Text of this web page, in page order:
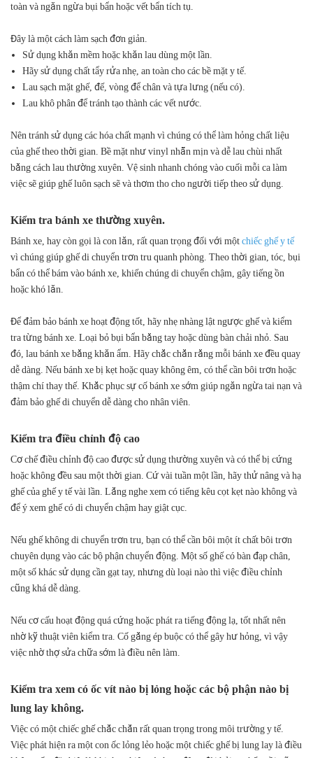
toàn và ngăn ngừa bụi bẩn hoặc vết bẩn tích tụ.
Đây là một cách làm sạch đơn giản.
Sử dụng khăn mềm hoặc khăn lau dùng một lần.
Hãy sử dụng chất tẩy rửa nhẹ, an toàn cho các bề mặt y tế.
Lau sạch mặt ghế, đế, vòng để chân và tựa lưng (nếu có).
Lau khô phân để tránh tạo thành các vết nước.
Nên tránh sử dụng các hóa chất mạnh vì chúng có thể làm hỏng chất liệu
của ghế theo thời gian. Bề mặt như vinyl nhẵn mịn và dễ lau chùi nhất
bằng cách lau thường xuyên. Vệ sinh nhanh chóng vào cuối mỗi ca làm
việc sẽ giúp ghế luôn sạch sẽ và thơm tho cho người tiếp theo sử dụng.
Kiểm tra bánh xe thường xuyên.
Bánh xe, hay còn gọi là con lăn, rất quan trọng đối với mộtchiếc ghế y tế
vì chúng giúp ghế di chuyển trơn tru quanh phòng. Theo thời gian, tóc, bụi
bẩn có thể bám vào bánh xe, khiến chúng di chuyển chậm, gây tiếng ồn
hoặc khó lăn.
Để đảm bảo bánh xe hoạt động tốt, hãy nhẹ nhàng lật ngược ghế và kiểm
tra từng bánh xe. Loại bỏ bụi bẩn bằng tay hoặc dùng bàn chải nhỏ. Sau
đó, lau bánh xe bằng khăn ẩm. Hãy chắc chắn rằng mỗi bánh xe đều quay
dễ dàng. Nếu bánh xe bị kẹt hoặc quay không êm, có thể cần bôi trơn hoặc
thậm chí thay thế. Khắc phục sự cố bánh xe sớm giúp ngăn ngừa tai nạn và
đảm bảo ghế di chuyển dễ dàng cho nhân viên.
Kiểm tra điều chỉnh độ cao
Cơ chế điều chỉnh độ cao được sử dụng thường xuyên và có thể bị cứng
hoặc không đều sau một thời gian. Cứ vài tuần một lần, hãy thử nâng và hạ
ghế của ghế y tế vài lần. Lắng nghe xem có tiếng kêu cọt kẹt nào không và
để ý xem ghế có di chuyển chậm hay giật cục.
Nếu ghế không di chuyển trơn tru, bạn có thể cần bôi một ít chất bôi trơn
chuyên dụng vào các bộ phận chuyển động. Một số ghế có bàn đạp chân,
một số khác sử dụng cần gạt tay, nhưng dù loại nào thì việc điều chỉnh
cũng khá dễ dàng.
Nếu cơ cấu hoạt động quá cứng hoặc phát ra tiếng động lạ, tốt nhất nên
nhờ kỹ thuật viên kiểm tra. Cố gắng ép buộc có thể gây hư hỏng, vì vậy
việc nhờ thợ sửa chữa sớm là điều nên làm.
Kiểm tra xem có ốc vít nào bị lỏng hoặc các bộ phận nào bị
lung lay không.
Việc có một chiếc ghế chắc chắn rất quan trọng trong môi trường y tế.
Việc phát hiện ra một con ốc lỏng lẻo hoặc một chiếc ghế bị lung lay là điều